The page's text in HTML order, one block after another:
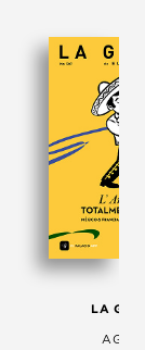
LA